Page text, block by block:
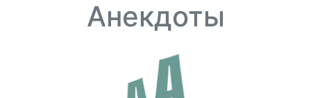
Анекдоты